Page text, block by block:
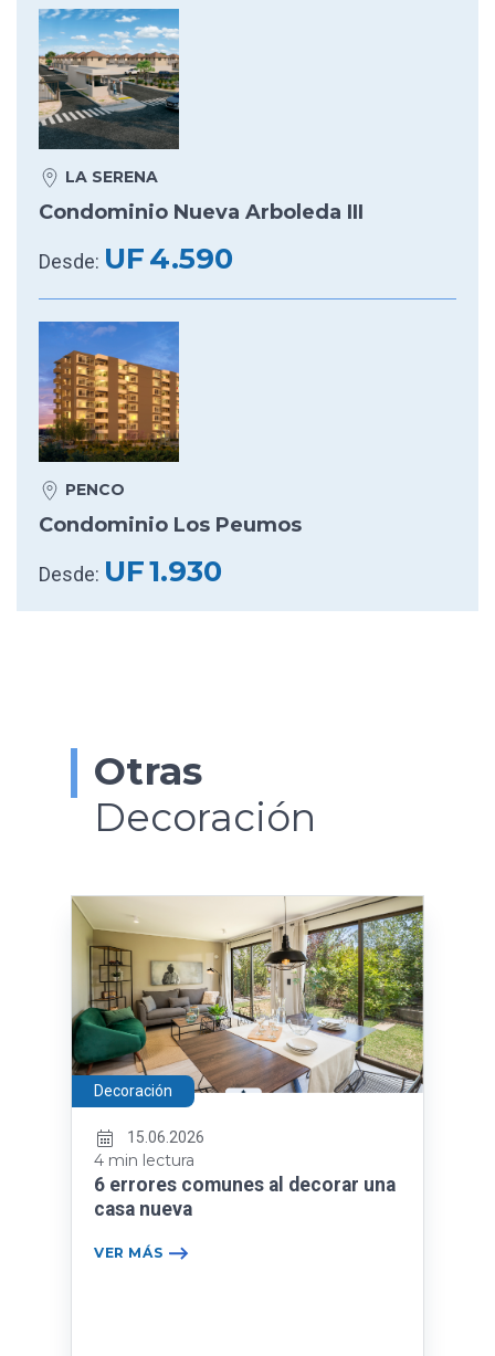
LA SERENA
Condominio Nueva Arboleda III
Desde: UF4.590
PENCO
Condominio Los Peumos
Desde: UF1.930
Otras
Decoración
Decoración
15.06.2026
4 min lectura
6 errores comunes al decorar una
casa nueva
VER MÁS